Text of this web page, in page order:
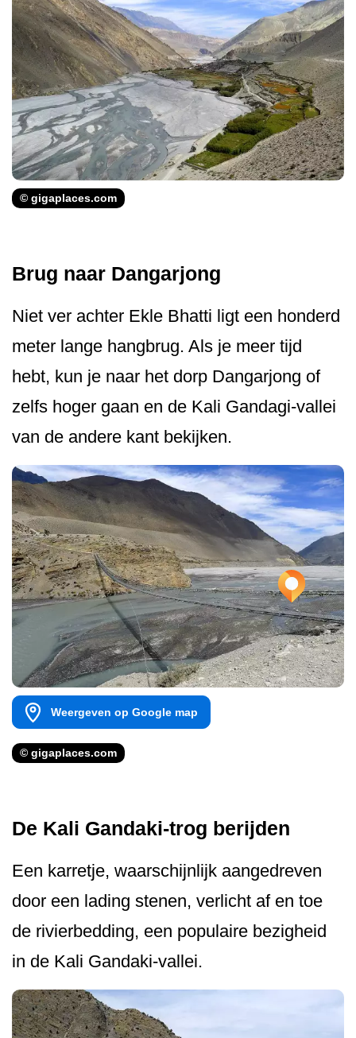
© gigaplaces.com
Brug naar Dangarjong
Niet ver achter Ekle Bhatti ligt een honderd
meter lange hangbrug. Als je meer tijd
hebt, kun je naar het dorp Dangarjong of
zelfs hoger gaan en de Kali Gandagi-vallei
van de andere kant bekijken.
Weergeven op Google map
© gigaplaces.com
De Kali Gandaki-trog berijden
Een karretje, waarschijnlijk aangedreven
door een lading stenen, verlicht af en toe
de rivierbedding, een populaire bezigheid
in de Kali Gandaki-vallei.